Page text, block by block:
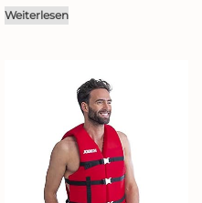
Weiterlesen